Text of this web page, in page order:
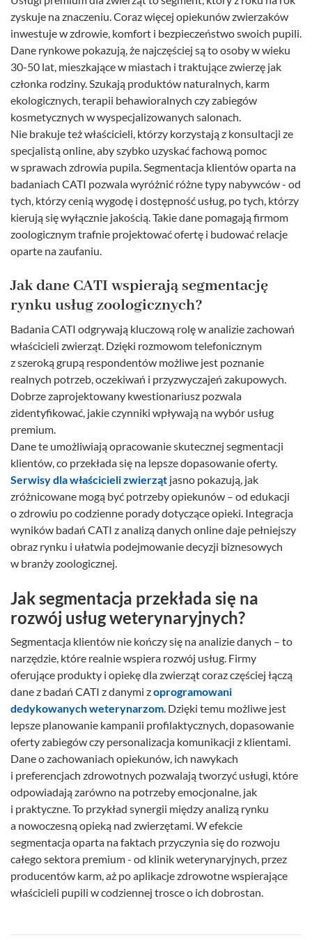
zyskuje na znaczeniu. Coraz więcej opiekunów zwierzaków
inwestuje w zdrowie, komfort i bezpieczeństwo swoich pupili.
Dane rynkowe pokazują, że najczęściej są to osoby w wieku
30-50 lat, mieszkające w miastach i traktujące zwierzę jak
członka rodziny. Szukają produktów naturalnych, karm
ekologicznych, terapii behawioralnych czy zabiegów
kosmetycznych w wyspecjalizowanych salonach.
Nie brakuje też właścicieli, którzy korzystają z konsultacji ze
specjalistą online, aby szybko uzyskać fachową pomoc
w sprawach zdrowia pupila. Segmentacja klientów oparta na
badaniach CATI pozwala wyróżnić różne typy nabywców - od
tych, którzy cenią wygodę i dostępność usług, po tych, którzy
kierują się wyłącznie jakością. Takie dane pomagają firmom
zoologicznym trafnie projektować ofertę i budować relacje
oparte na zaufaniu.
Jak dane CATI wspierają segmentację
rynku usług zoologicznych?
Badania CATI odgrywają kluczową rolę w analizie zachowań
właścicieli zwierząt. Dzięki rozmowom telefonicznym
z szeroką grupą respondentów możliwe jest poznanie
realnych potrzeb, oczekiwań i przyzwyczajeń zakupowych.
Dobrze zaprojektowany kwestionariusz pozwala
zidentyfikować, jakie czynniki wpływają na wybór usług
premium.
Dane te umożliwiają opracowanie skutecznej segmentacji
klientów, co przekłada się na lepsze dopasowanie oferty.
Serwisy dla właścicieli zwierząt jasno pokazują, jak
zróżnicowane mogą być potrzeby opiekunów – od edukacji
o zdrowiu po codzienne porady dotyczące opieki. Integracja
wyników badań CATI z analizą danych online daje pełniejszy
obraz rynku i ułatwia podejmowanie decyzji biznesowych
w branży zoologicznej.
Jak segmentacja przekłada się na
rozwój usług weterynaryjnych?
Segmentacja klientów nie kończy się na analizie danych – to
narzędzie, które realnie wspiera rozwój usług. Firmy
oferujące produkty i opiekę dla zwierząt coraz częściej łączą
dane z badań CATI z danymi zoprogramowani
dedykowanych weterynarzom. Dzięki temu możliwe jest
lepsze planowanie kampanii profilaktycznych, dopasowanie
oferty zabiegów czy personalizacja komunikacji z klientami.
Dane o zachowaniach opiekunów, ich nawykach
i preferencjach zdrowotnych pozwalają tworzyć usługi, które
odpowiadają zarówno na potrzeby emocjonalne, jak
i praktyczne. To przykład synergii między analizą rynku
a nowoczesną opieką nad zwierzętami. W efekcie
segmentacja oparta na faktach przyczynia się do rozwoju
całego sektora premium - od klinik weterynaryjnych, przez
producentów karm, aż po aplikacje zdrowotne wspierające
właścicieli pupili w codziennej trosce o ich dobrostan.